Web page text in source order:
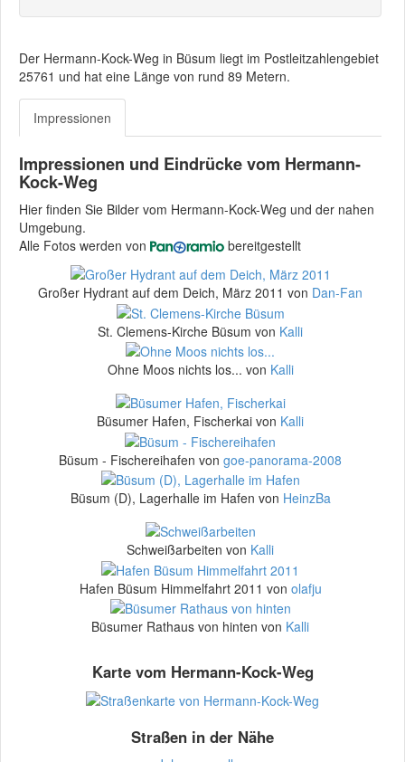
Der Hermann-Kock-Weg in Büsum liegt im Postleitzahlengebiet
25761 und hat eine Länge von rund 89 Metern.
Impressionen
Impressionen und Eindrücke vom Hermann-
Kock-Weg
Hier finden Sie Bilder vom Hermann-Kock-Weg und der nahen
Umgebung.
Alle Fotos werden von
bereitgestellt
Großer Hydrant auf dem Deich, März 2011 von Dan-Fan
St. Clemens-Kirche Büsum von Kalli
Ohne Moos nichts los... von Kalli
Büsumer Hafen, Fischerkai von Kalli
Büsum - Fischereihafen von goe-panorama-2008
Büsum (D), Lagerhalle im Hafen von HeinzBa
Schweißarbeiten von Kalli
Hafen Büsum Himmelfahrt 2011 von olafju
Büsumer Rathaus von hinten von Kalli
Karte vom Hermann-Kock-Weg
Straßen in der Nähe